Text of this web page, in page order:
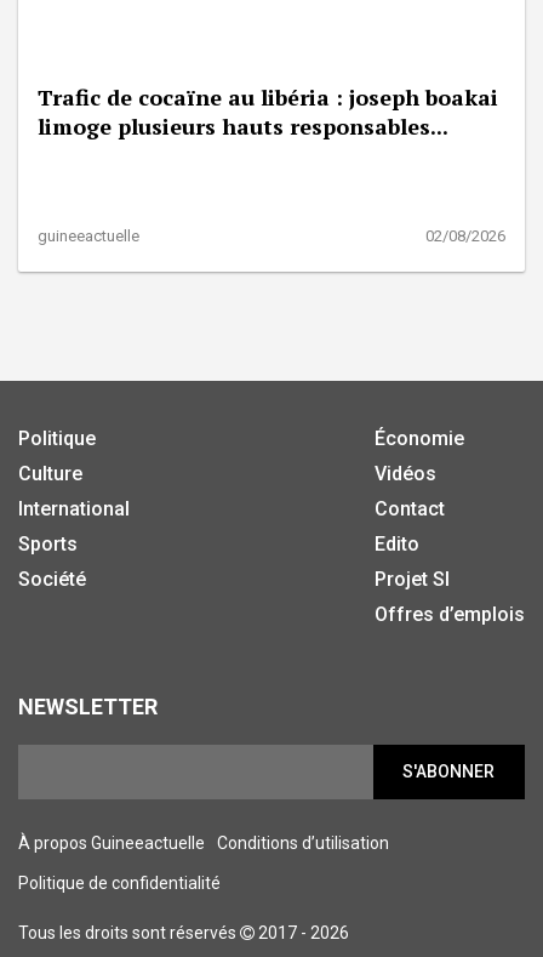
Trafic de cocaïne au libéria : joseph boakai
limoge plusieurs hauts responsables...
guineeactuelle 02/08/2026
Politique
Culture
International
Sports
Société
Économie
Vidéos
Contact
Edito
Projet SI
Offres d’emplois
NEWSLETTER
S'ABONNER
À propos Guineeactuelle Conditions d’utilisation
Politique de confidentialité
Tous les droits sont réservés 2017 - 2026